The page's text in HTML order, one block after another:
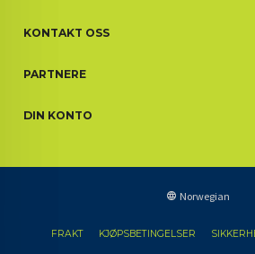
KONTAKT OSS
PARTNERE
DIN KONTO
Norwegian
FRAKT KJØPSBETINGELSER